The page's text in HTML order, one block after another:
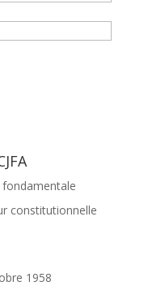
fondamentale
constitutionnelle
1958